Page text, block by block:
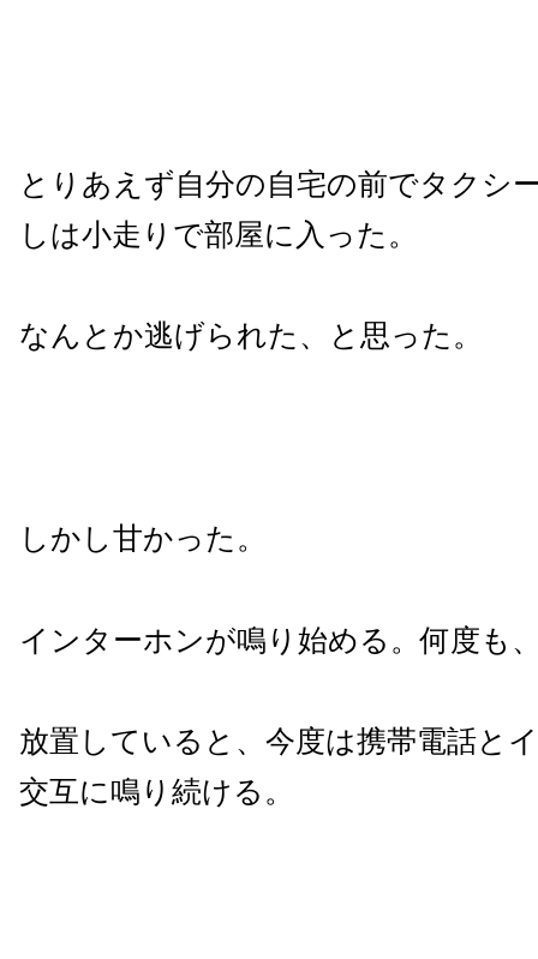
とりあえず自分の自宅の前でタクシ
しは小走りで部屋に入った。
なんとか逃げられた、と思った。
しかし甘かった。
インターホンが鳴り始める。何度も
放置していると、今度は携帯電話と
交互に鳴り続ける。